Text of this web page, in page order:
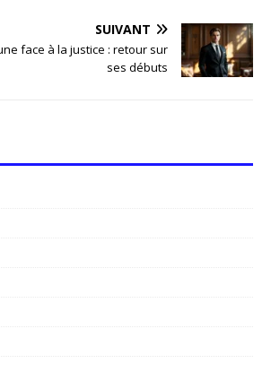
SUIVANT
face à la justice : retour sur
ses débuts